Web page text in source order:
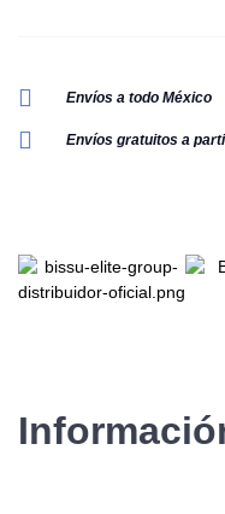
Envíos a todo México
Envíos gratuitos a